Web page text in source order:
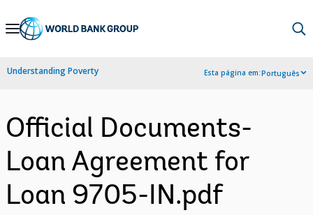
Skip
Navigation
Understanding Poverty Esta página em:Português
Official Documents-
Loan Agreement for
Loan 9705-IN.pdf